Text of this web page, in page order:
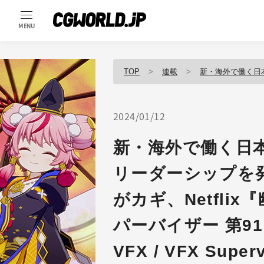
MENU
TOP 連載 新・海外で働く
2024/01/12
新・海外で働く日
リーダーシップを
がカギ、Netflix
パーバイザー 第
VFX / VFX